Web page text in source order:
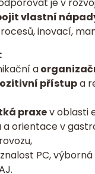
je v
vlastní
inovací,
a
přístupa
praxev oblasti
orientace v
PC,